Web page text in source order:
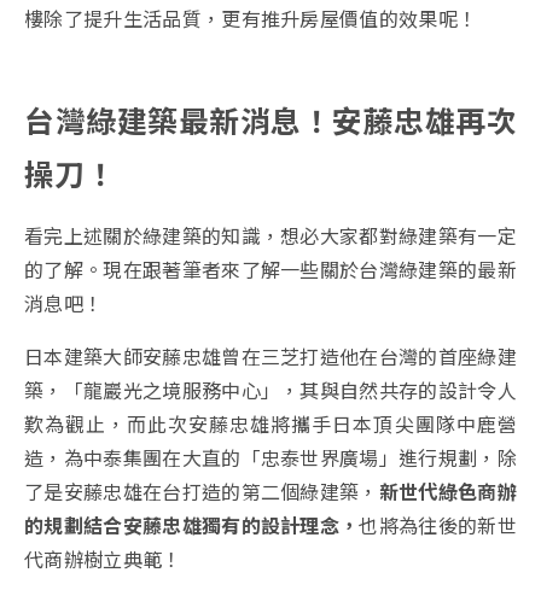
樓除了提升生活品質，更有推升房屋價值的效果呢！
台灣綠建築最新消息！安藤忠雄再次
操刀！
看完上述關於綠建築的知識，想必大家都對綠建築有一定
的了解。現在跟著筆者來了解一些關於台灣綠建築的最新
消息吧！
日本建築大師安藤忠雄曾在三芝打造他在台灣的首座綠建
築，「龍巖光之境服務中心」，其與自然共存的設計令人
歎為觀止，而此次安藤忠雄將攜手日本頂尖團隊中鹿營
造，為中泰集團在大直的「忠泰世界廣場」進行規劃，除
了是安藤忠雄在台打造的第二個綠建築， 新世代綠色商辦
的規劃結合安藤忠雄獨有的設計理念，也將為往後的新世
代商辦樹立典範！